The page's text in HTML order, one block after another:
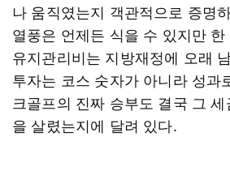
나 움직였는지 객관적으로 증명
열풍은 언제든 식을 수 있지만
유지관리비는 지방재정에 오래
투자는 코스 숫자가 아니라 성과
크골프의 진짜 승부도 결국 그
을 살렸는지에 달려 있다.